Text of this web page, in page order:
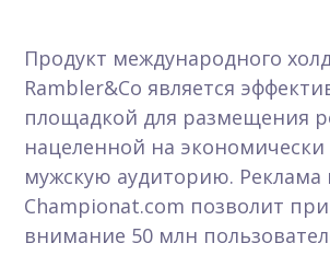
Продукт международного
Rambler&Co является
площадкой для размещения
нацеленной на
мужскую аудиторию. Реклама
Championat.com позволит
внимание 50 млн